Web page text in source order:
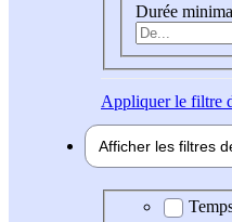
Durée
Appliquerle filtre
Afficher les filtres
Durée